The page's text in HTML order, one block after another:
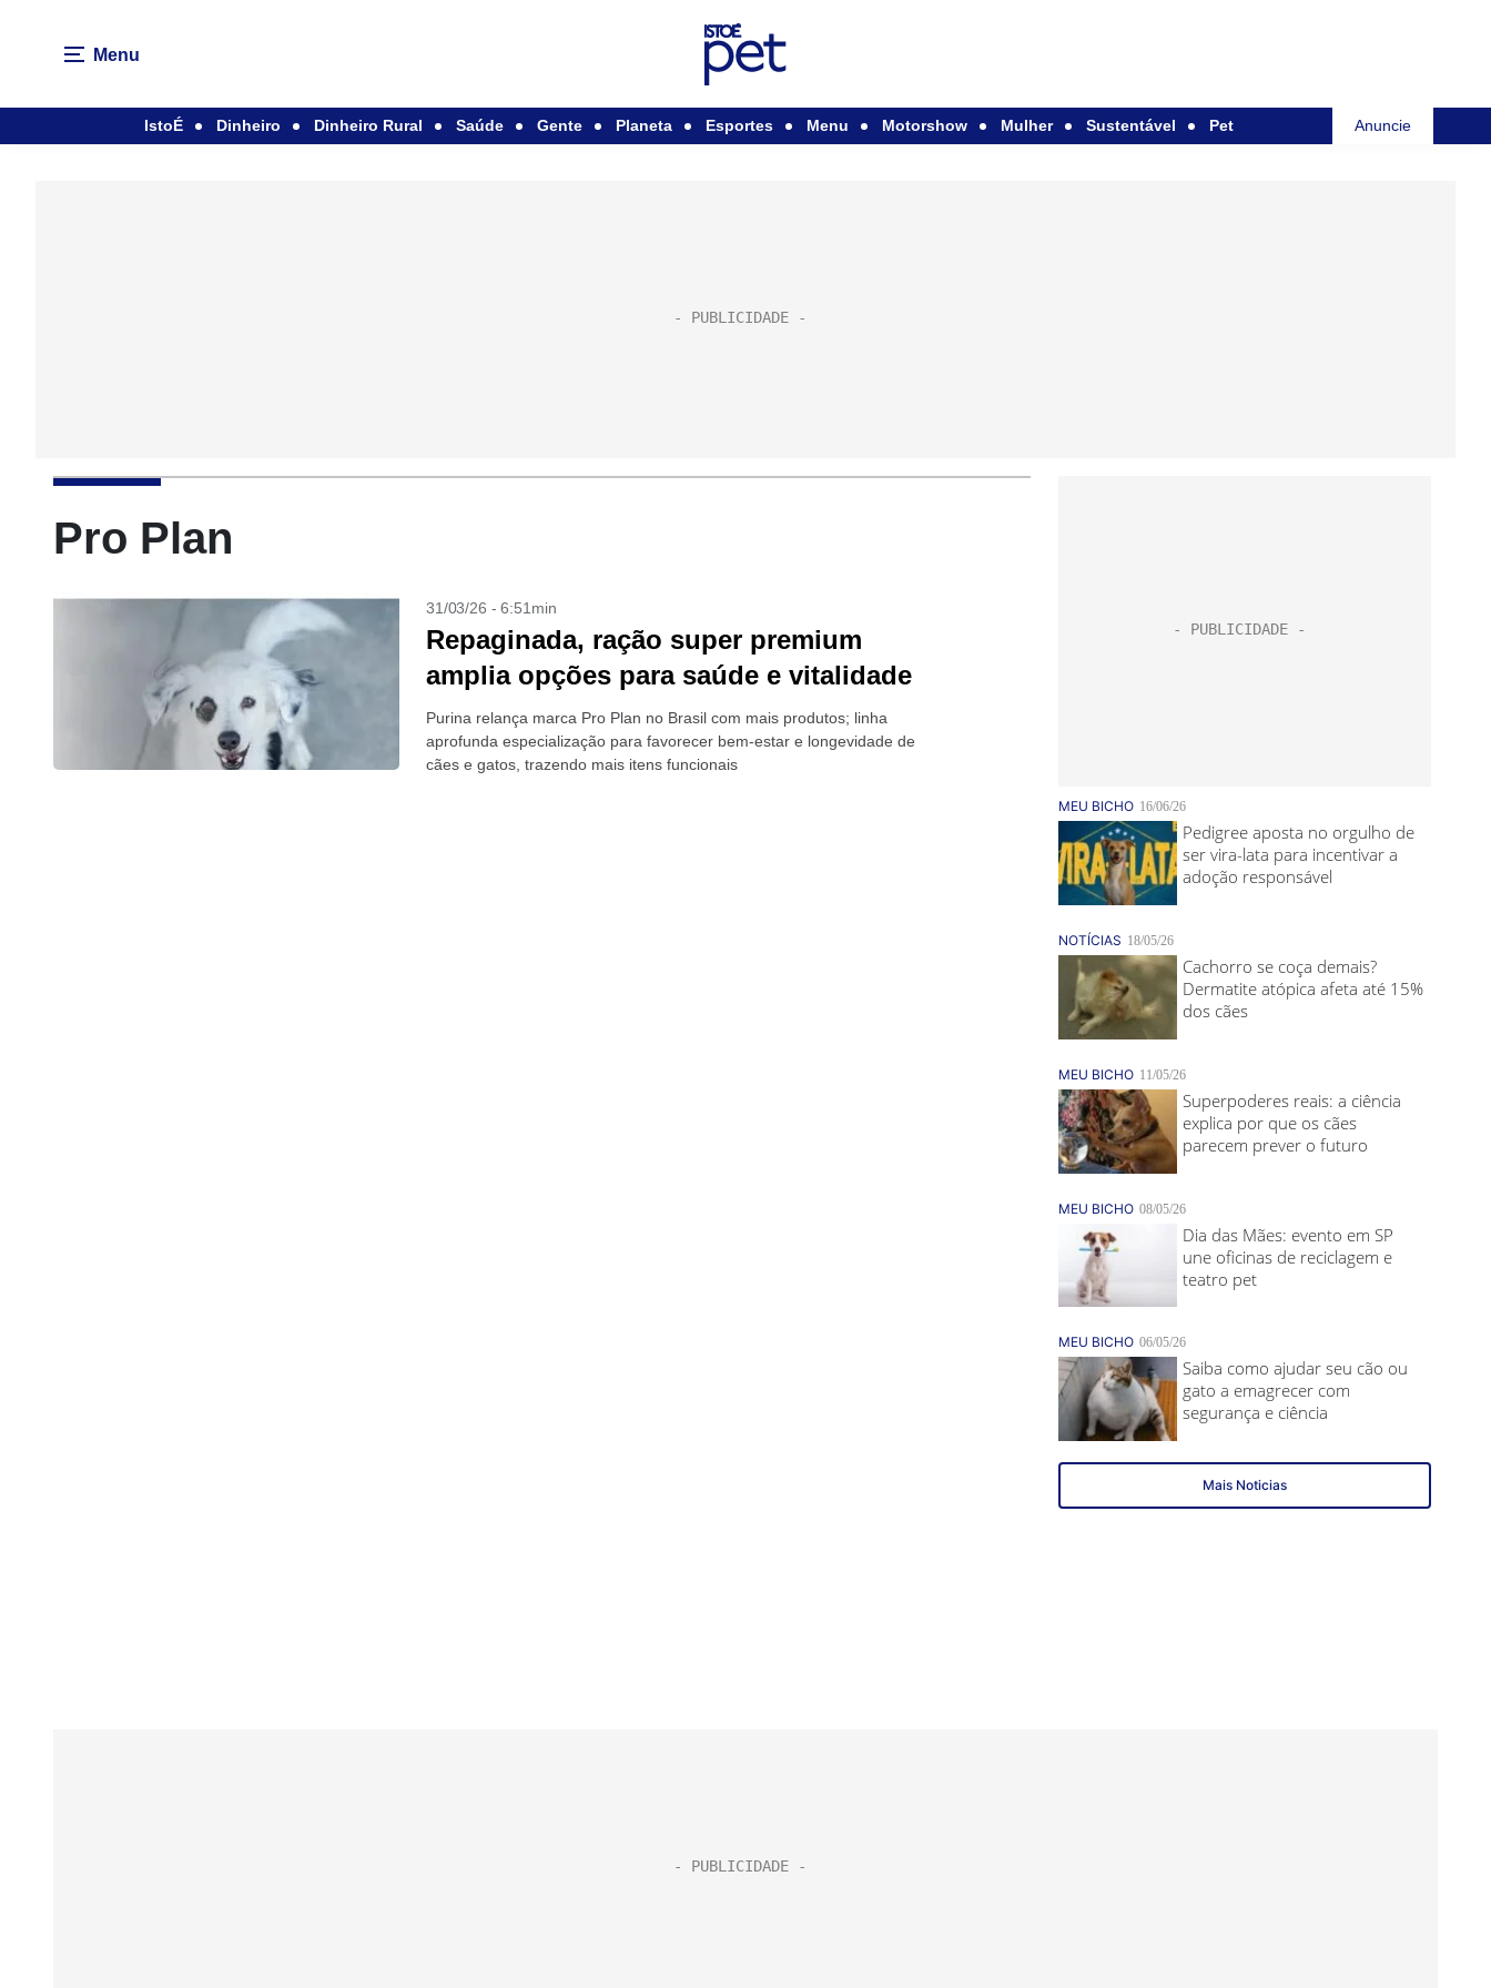
Menu
IstoÉ Dinheiro Dinheiro Rural Saúde Gente Planeta Esportes Menu Motorshow Mulher Sustentável Pet Anuncie
Pro Plan
31/03/26 - 6:51min
Repaginada, ração super premium
amplia opções para saúde e vitalidade
Purina relança marca Pro Plan no Brasil com mais produtos; linha
aprofunda especialização para favorecer bem-estar e longevidade de
cães e gatos, trazendo mais itens funcionais